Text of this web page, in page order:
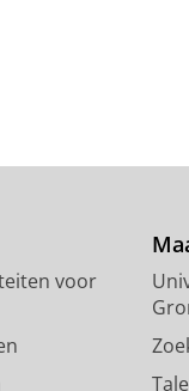
voor